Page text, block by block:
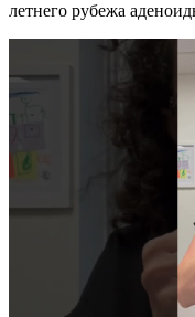
летнего рубежа